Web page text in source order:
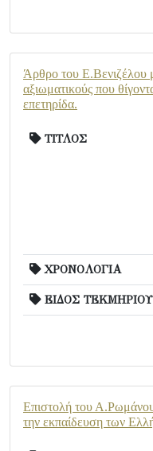
Άρθρο του Ε.Βενιζέλου
αξιωματικούς που
επετηρίδα.
ΤΙΤΛΟΣ
ΧΡΟΝΟΛΟΓΙΑ
ΕΙΔΟΣ ΤΕΚΜΗΡΙΟΥ
Επιστολή του
την εκπαίδευση των